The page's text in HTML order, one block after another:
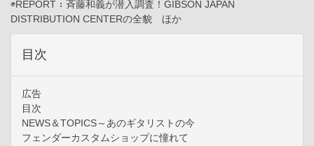
◉REPORT：斉藤和義が潜入調査！GIBSON JAPAN
DISTRIBUTION CENTERの全貌 ほか
目次
広告
目次
NEWS＆TOPICS～あのギタリストの今
フェンダーカスタムショップに憧れて